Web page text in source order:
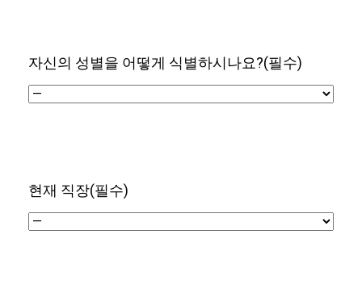
자신의 성별을 어떻게 식별하시나요?(필수)
현재 직장(필수)